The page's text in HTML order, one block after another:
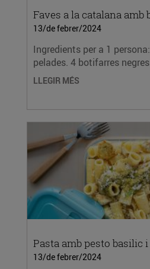
Faves a la catalana
13/de febrer/2024
Ingredients per a 1
pelades. 4 botifarres
LLEGIR MÉS
Pasta amb pesto basilic
13/de febrer/2024